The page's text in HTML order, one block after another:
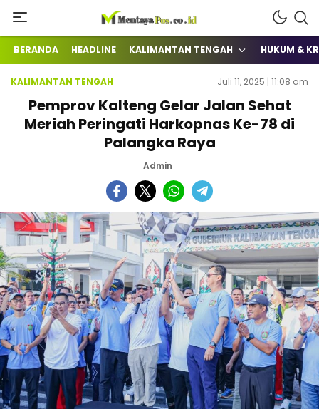
mentayapos.co.id
Terkini Mengabarkan
BERANDA HEADLINE KALIMANTAN TENGAH HUKUM &
KALIMANTAN TENGAH Juli 11, 2025 | 11:08 am
Pemprov Kalteng Gelar Jalan Sehat
Meriah Peringati Harkopnas Ke-78 di
Palangka Raya
Admin